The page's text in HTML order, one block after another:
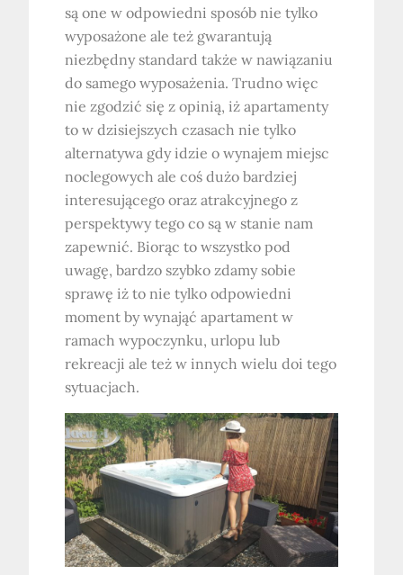
są one w odpowiedni sposób nie tylko
wyposażone ale też gwarantują
niezbędny standard także w nawiązaniu
do samego wyposażenia. Trudno więc
nie zgodzić się z opinią, iż apartamenty
to w dzisiejszych czasach nie tylko
alternatywa gdy idzie o wynajem miejsc
noclegowych ale coś dużo bardziej
interesującego oraz atrakcyjnego z
perspektywy tego co są w stanie nam
zapewnić. Biorąc to wszystko pod
uwagę, bardzo szybko zdamy sobie
sprawę iż to nie tylko odpowiedni
moment by wynająć apartament w
ramach wypoczynku, urlopu lub
rekreacji ale też w innych wielu doi tego
sytuacjach.